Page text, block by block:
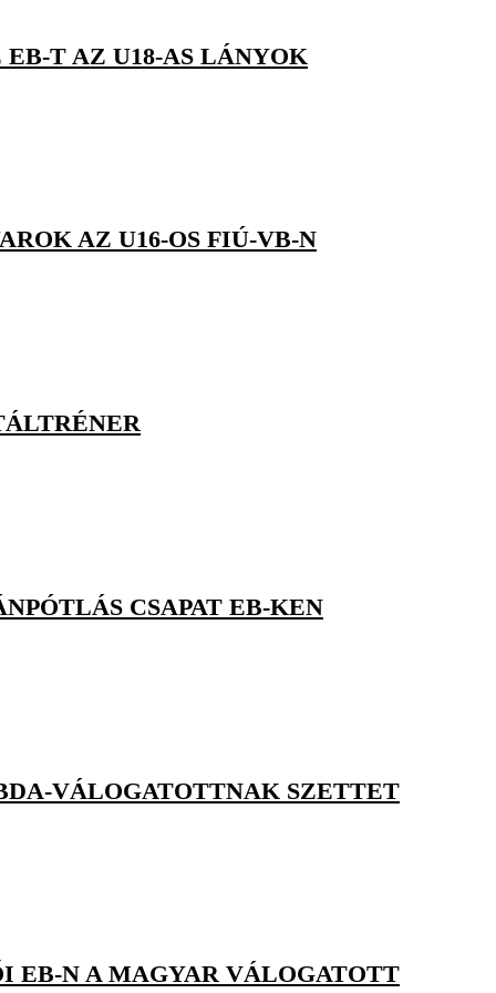
T AZ U18-AS LÁNYOK
AZ U16-OS FIÚ-VB-N
CSAPAT EB-KEN
VÁLOGATOTTNAK SZETTET
EB-N A MAGYAR VÁLOGATOTT